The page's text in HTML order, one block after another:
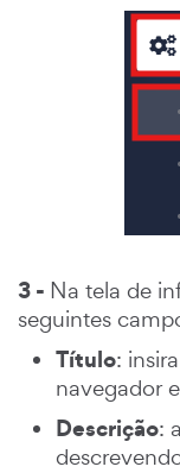
3 - Na tela de
seguintes
Título:
navegador
Descrição: